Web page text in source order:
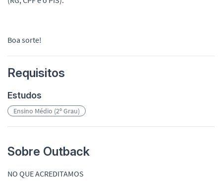
Boa sorte!
Requisitos
Estudos
Ensino Médio (2º Grau)
Sobre Outback
NO QUE ACREDITAMOS